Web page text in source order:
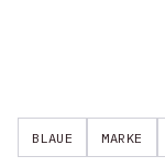
BLAUE MARKE